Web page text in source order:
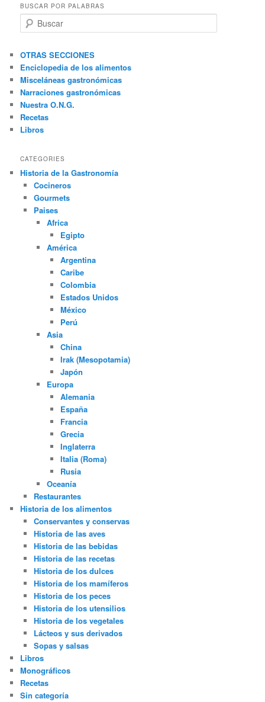
BUSCAR POR PALABRAS
u
c
a
r
OTRAS SECCIONES
Enciclopedia de los alimentos
Misceláneas gastronómicas
Narraciones gastronómicas
Nuestra O.N.G.
Recetas
Libros
CATEGORIES
Historia de la Gastronomía
Cocineros
Gourmets
Paises
Africa
Egipto
América
Argentina
Caribe
Colombia
Estados Unidos
México
Perú
Asia
China
Irak (Mesopotamia)
Japón
Europa
Alemania
España
Francia
Grecia
Inglaterra
Italia (Roma)
Rusia
Oceanía
Restaurantes
Historia de los alimentos
Conservantes y conservas
Historia de las aves
Historia de las bebidas
Historia de las recetas
Historia de los dulces
Historia de los mamíferos
Historia de los peces
Historia de los utensilios
Historia de los vegetales
Lácteos y sus derivados
Sopas y salsas
Libros
Monográficos
Recetas
Sin categoría